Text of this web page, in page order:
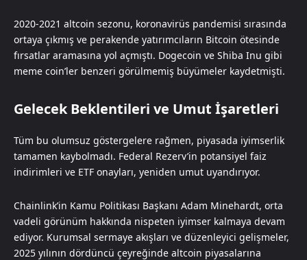
2020-2021 altcoin sezonu, koronavirüs pandemisi sırasında
ortaya çıkmış ve perakende yatırımcıların Bitcoin ötesinde
fırsatlar aramasına yol açmıştı. Dogecoin ve Shiba Inu gibi
meme coin’ler benzeri görülmemiş büyümeler kaydetmişti.
Gelecek Beklentileri ve Umut İşaretleri
Tüm bu olumsuz göstergelere rağmen, piyasada iyimserlik
tamamen kaybolmadı. Federal Rezerv’in potansiyel faiz
indirimleri ve ETF onayları, yeniden umut uyandırıyor.
Chainlink’in Kamu Politikası Başkanı Adam Minehardt, orta
vadeli görünüm hakkında nispeten iyimser kalmaya devam
ediyor. Kurumsal sermaye akışları ve düzenleyici gelişmeler,
2025 yılının dördüncü çeyreğinde altcoin piyasalarına